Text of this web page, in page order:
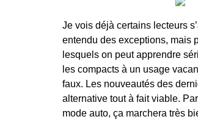
Je vois déjà certains lecteurs
entendu des exceptions, mais
lesquels on peut apprendre
les compacts à un usage
faux. Les nouveautés des
alternative tout à fait viable.
mode auto, ça marchera très